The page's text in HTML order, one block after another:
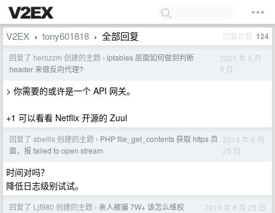
V2EX › tony601818 › 全部回复 回复总数 124
回复了 herozzm 创建的主题 › iptables 层面如何做到判断
header 来做反向代理?
2021 年 5 月
9 日
> 你需要的或许是一个 API 网关。
+1 可以看看 Netflix 开源的 Zuul
回复了 abellis 创建的主题 › PHP file_get_contents 获取 https 页
面，报 failed to open stream
2019 年 6 月
25 日
时间对吗？
降低日志级别试试。
回复了 Ljf980 创建的主题 › 亲人被骗 7W+ 该怎么维权 2019 年 6 月 25 日